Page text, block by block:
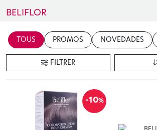
BELIFLOR
en cliquant sur le bouton "Modifier le contenu"
TOUS PROMOS NOVEDADES
FILTRER
-10%